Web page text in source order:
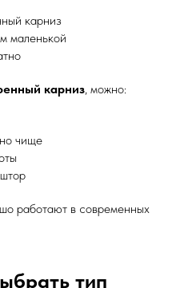
карниз
маленькой
карниз , можно:
чище
работают в современных
тип